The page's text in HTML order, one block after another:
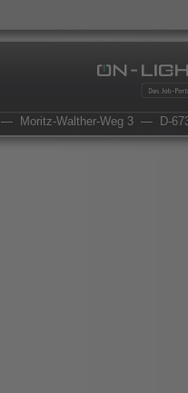
— Moritz-Walther-Weg 3 — D-